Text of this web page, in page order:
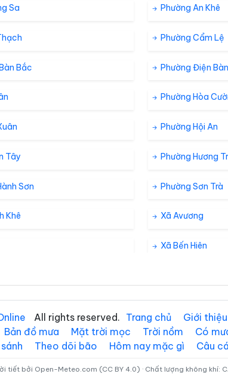
Sa Phường An Khê
Phường Cẩm Lệ
Bắc Phường Điện
Phường Hòa
Phường Hội An
Tây Phường Hương
Sơn Phường Sơn Trà
Khê Xã Avương
Xã Bến Hiên
Xã Duy Xuyên
Xã Hiệp Đức
All rights reserved. Trang chủ Giới thiệu
Bản đồ mưa Mặt trời mọc Trời nồm Có
Theo dõi bão Hôm nay mặc gì Câu cá
tiết bởi Open-Meteo.com (CC BY 4.0) · Chất lượng không khí: